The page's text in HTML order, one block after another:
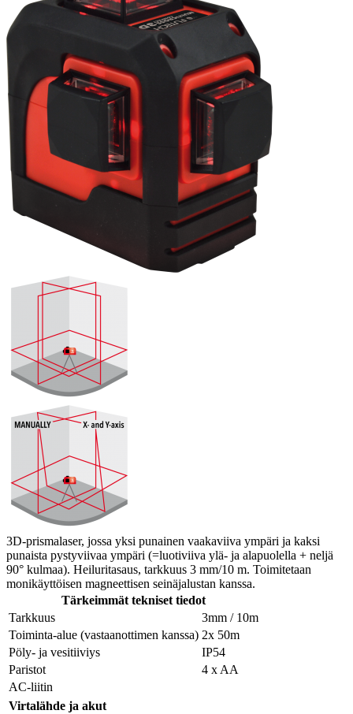
3D-prismalaser, jossa yksi punainen vaakaviiva ympäri ja kaksi
punaista pystyviivaa ympäri (=luotiviiva ylä- ja alapuolella + neljä
90° kulmaa). Heiluritasaus, tarkkuus 3 mm/10 m. Toimitetaan
monikäyttöisen magneettisen seinäjalustan kanssa.
Tärkeimmät tekniset tiedot
Tarkkuus
3mm / 10m
Toiminta-alue (vastaanottimen kanssa) 2x 50m
Pöly- ja vesitiiviys
IP54
Paristot
4 x AA
AC-liitin
Virtalähde ja akut